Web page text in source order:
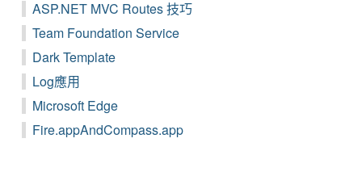
ASP.NET MVC Routes 技巧
Team Foundation Service
Dark Template
Log應用
Microsoft Edge
Fire.appAndCompass.app